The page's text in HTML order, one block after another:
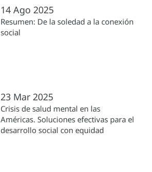
14 Ago 2025
Resumen: De la soledad a la conexión
social
23 Mar 2025
Crisis de salud mental en las
Américas. Soluciones efectivas para el
desarrollo social con equidad